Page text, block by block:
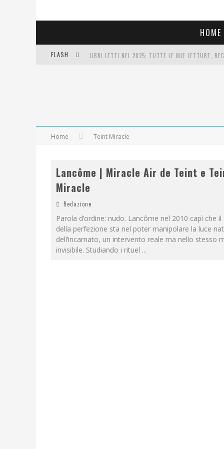
HOME
FLASH LIBRI LETTI NEL 2025: TUTTE LE MIE LETTURE,
Home Teint Miracle
Lancôme | Miracle Air de Teint e
Miracle
Redazione
Parola d’ordine: nudo. Lancôme nel 2010 capì che
della perfezione sta nel poter manipolare la luce
dell’incarnato, un intervento reale ma nello stesso
invisibile. Studiando i rituel ...